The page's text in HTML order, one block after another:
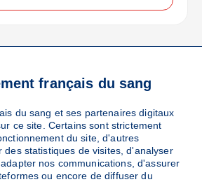
français du sang
du sang et ses partenaires digitaux
ce site. Certains sont strictement
du site, d'autres
des statistiques de visites, d'analyser
nos communications, d'assurer
ou encore de diffuser du